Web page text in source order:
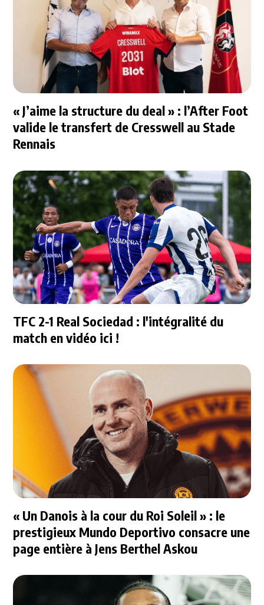
« J’aime la structure du deal » : l’After Foot
valide le transfert de Cresswell au Stade
Rennais
TFC 2-1 Real Sociedad : l'intégralité du
match en vidéo ici !
« Un Danois à la cour du Roi Soleil » : le
prestigieux Mundo Deportivo consacre une
page entière à Jens Berthel Askou